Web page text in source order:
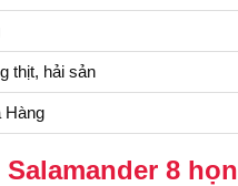
thịt, hải sản
Hàng
8